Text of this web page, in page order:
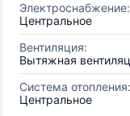
Электроснабжение:
Центральное
Вентиляция:
Вытяжная
Система отопления:
Центральное